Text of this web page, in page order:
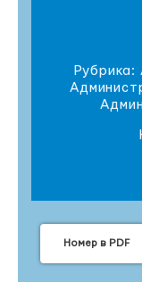
Рубрика:
Номер в PDF